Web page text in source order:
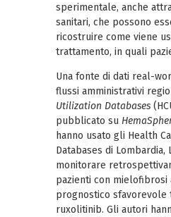
sperimentale, anche
sanitari, che possono
ricostruire come viene
trattamento, in quali
Una fonte di dati real-
flussi amministrativi
Utilization Databases
pubblicato su
hanno usato gli Health
Databases di Lombardia,
monitorare
pazienti con mielofibrosi
prognostico sfavorevole
ruxolitinib. Gli autori